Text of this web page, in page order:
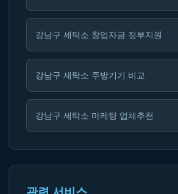
강남구 세탁소 창업자금 정부지원
강남구 세탁소 주방기기 비교
강남구 세탁소 마케팅 업체추천